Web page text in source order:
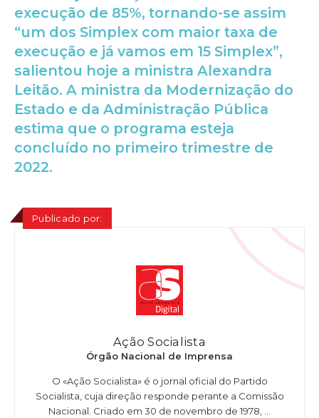
execução de 85%, tornando-se assim
“um dos Simplex com maior taxa de
execução e já vamos em 15 Simplex”,
salientou hoje a ministra Alexandra
Leitão. A ministra da Modernização do
Estado e da Administração Pública
estima que o programa esteja
concluído no primeiro trimestre de
2022.
Publicado por:
Ação Socialista
Órgão Nacional de Imprensa
O «Ação Socialista» é o jornal oficial do Partido
Socialista, cuja direção responde perante a Comissão
Nacional. Criado em 30 de novembro de 1978, ...